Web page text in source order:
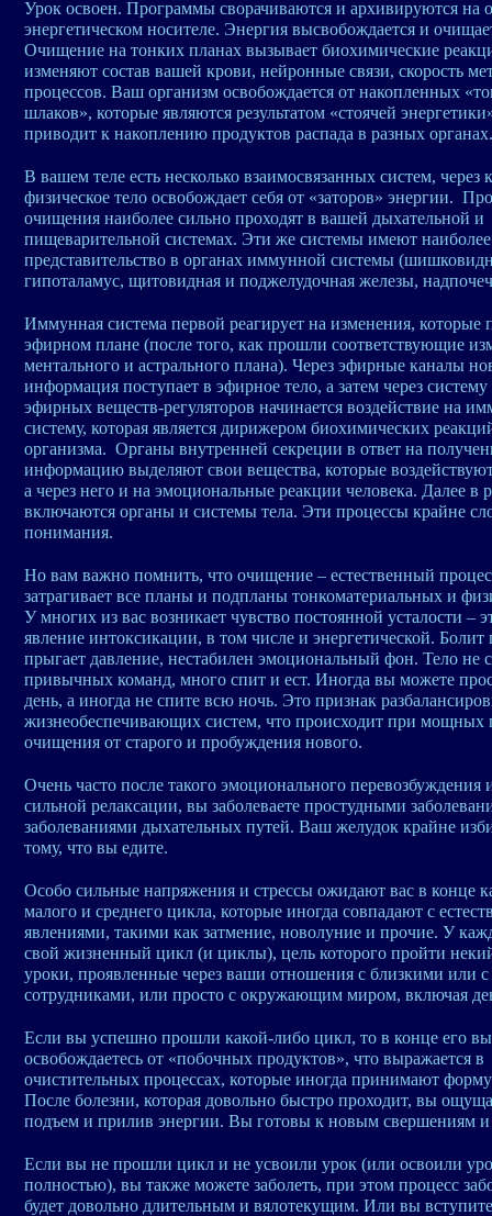
Урок освоен. Программы сворачиваются и архивируются на
энергетическом носителе. Энергия высвобождается и
Очищение на тонких планах вызывает биохимические
изменяют состав вашей крови, нейронные связи, скорость
процессов. Ваш организм освобождается от накопленных
шлаков», которые являются результатом «стоячей
приводит к накоплению продуктов распада в разных органах.
В вашем теле есть несколько взаимосвязанных систем, через
физическое тело освобождает себя от «заторов» энергии.
очищения наиболее сильно проходят в вашей дыхательной и
пищеварительной системах. Эти же системы имеют
представительство в органах иммунной системы
гипоталамус, щитовидная и поджелудочная железы,
Иммунная система первой реагирует на изменения, которые
эфирном плане (после того, как прошли соответствующие
ментального и астрального плана). Через эфирные каналы
информация поступает в эфирное тело, а затем через
эфирных веществ-регуляторов начинается воздействие на
систему, которая является дирижером биохимических
организма. Органы внутренней секреции в ответ на
информацию выделяют свои вещества, которые
а через него и на эмоциональные реакции человека. Далее в
включаются органы и системы тела. Эти процессы крайне
понимания.
Но вам важно помнить, что очищение – естественный
затрагивает все планы и подпланы тонкоматериальных и
У многих из вас возникает чувство постоянной усталости –
явление интоксикации, в том числе и энергетической. Болит
прыгает давление, нестабилен эмоциональный фон. Тело не
привычных команд, много спит и ест. Иногда вы можете
день, а иногда не спите всю ночь. Это признак
жизнеобеспечивающих систем, что происходит при мощных
очищения от старого и пробуждения нового.
Очень часто после такого эмоционального перевозбуждения
сильной релаксации, вы заболеваете простудными
заболеваниями дыхательных путей. Ваш желудок крайне
тому, что вы едите.
Особо сильные напряжения и стрессы ожидают вас в конце
малого и среднего цикла, которые иногда совпадают с
явлениями, такими как затмение, новолуние и прочие. У
свой жизненный цикл (и циклы), цель которого пройти
уроки, проявленные через ваши отношения с близкими или с
сотрудниками, или просто с окружающим миром, включая
Если вы успешно прошли какой-либо цикл, то в конце его вы
освобождаетесь от «побочных продуктов», что выражается в
очистительных процессах, которые иногда принимают
После болезни, которая довольно быстро проходит, вы
подъем и прилив энергии. Вы готовы к новым свершениям
Если вы не прошли цикл и не усвоили урок (или освоили
полностью), вы также можете заболеть, при этом процесс
будет довольно длительным и вялотекущим. Или вы